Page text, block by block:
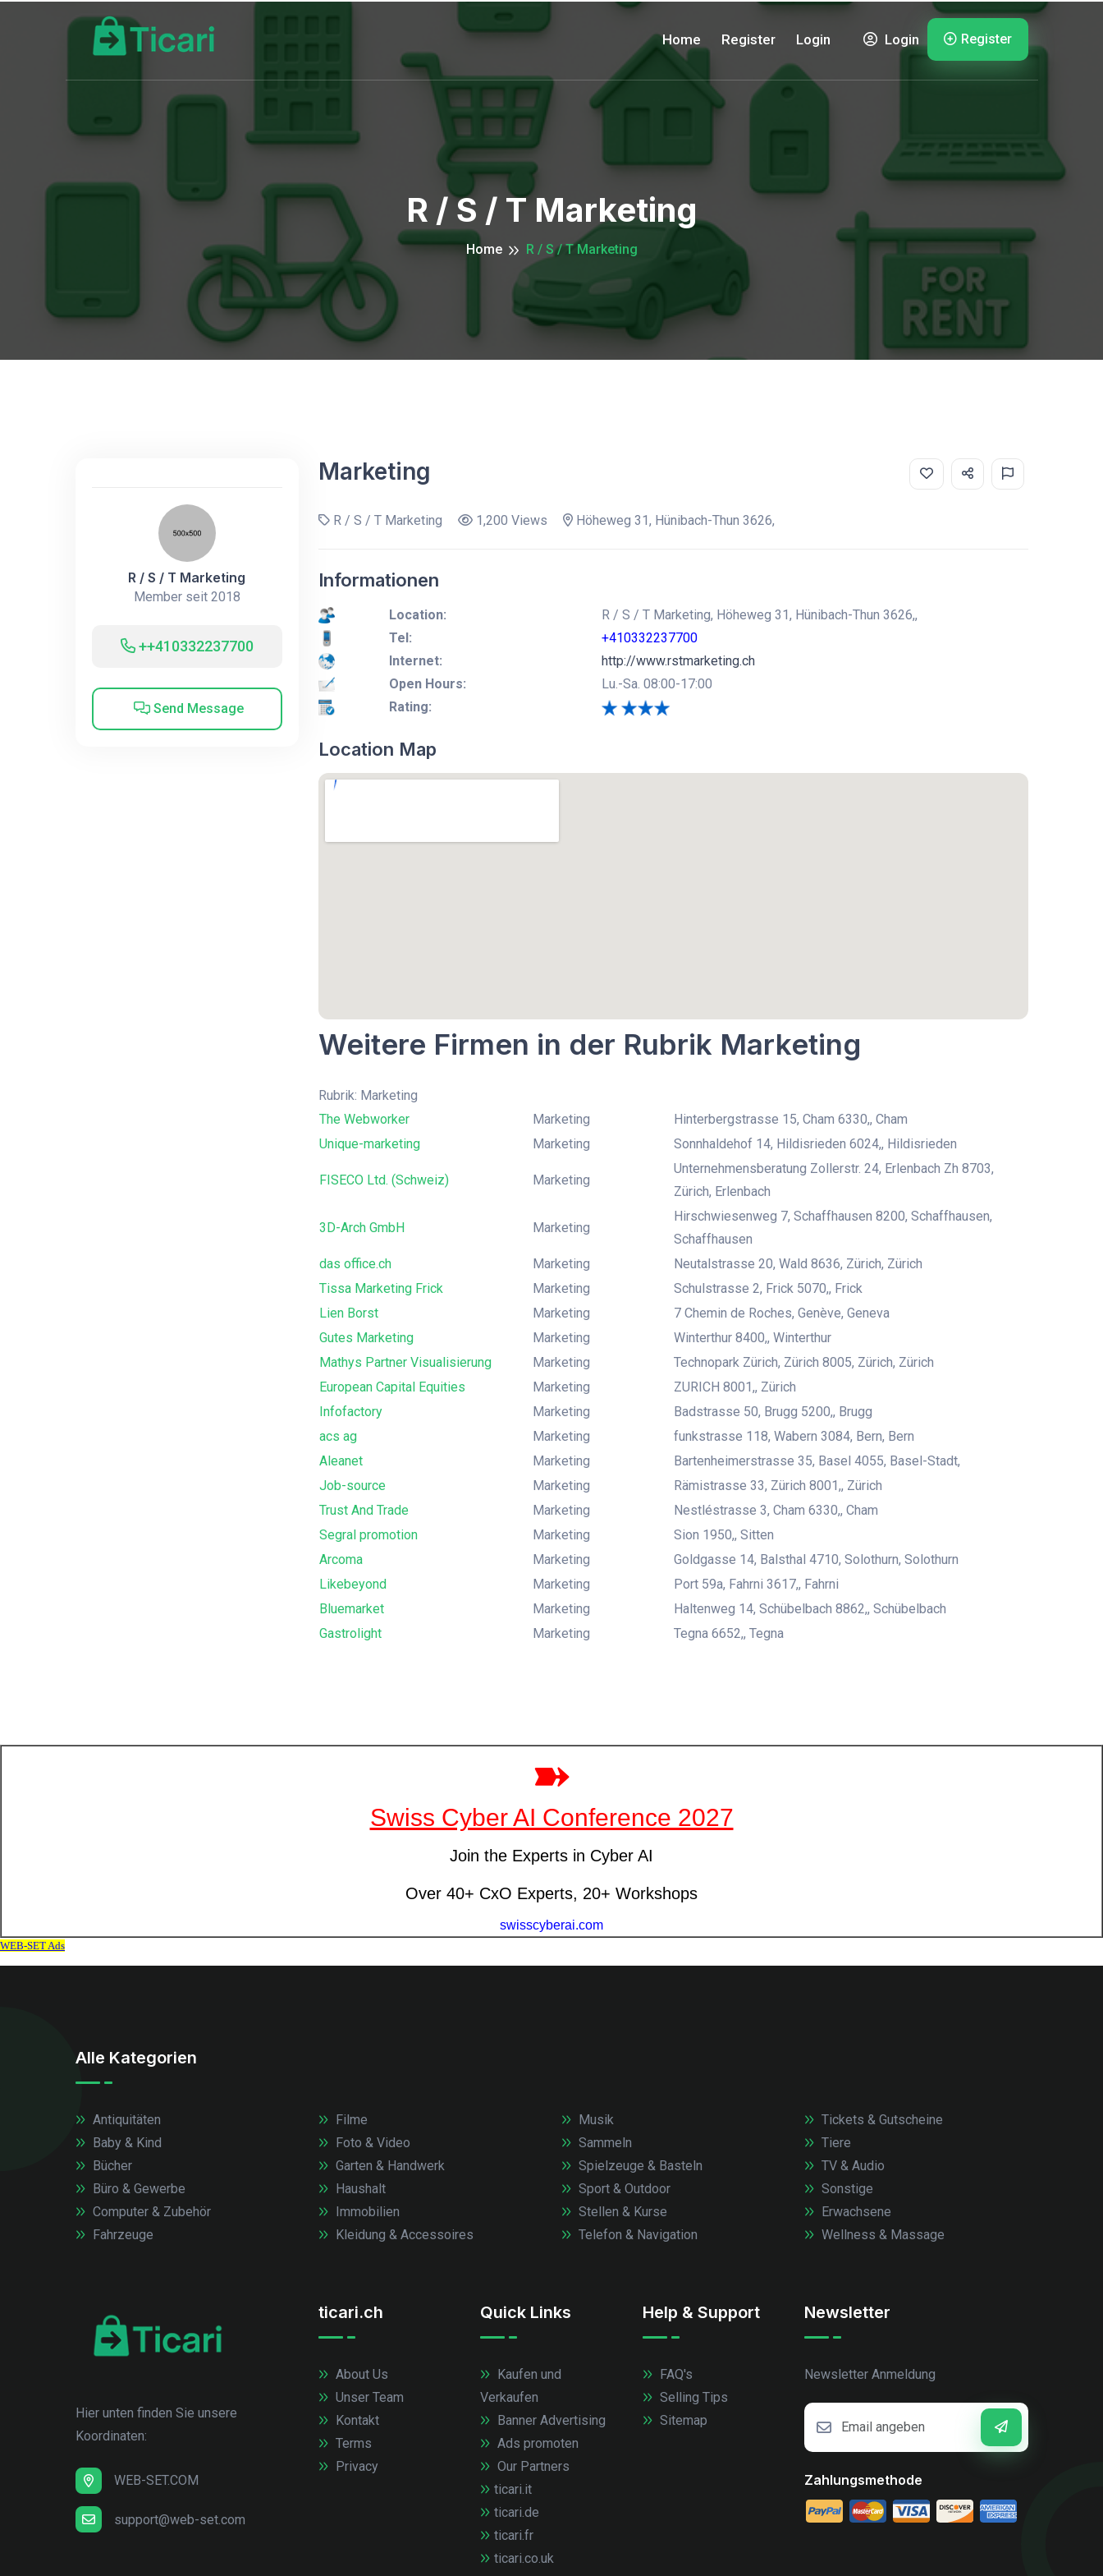
Home Register Login Login Register
R / S / T Marketing
Home R / S / T Marketing
R / S / T Marketing
Member seit 2018
++410332237700
Send Message
Marketing
R / S / T Marketing 1,200 Views Höheweg 31, Hünibach-Thun 3626,
Informationen
Location:
R / S / T Marketing, Höheweg 31, Hünibach-Thun 3626,,
Tel:
+410332237700
Internet:
http://www.rstmarketing.ch
Open Hours:
Lu.-Sa. 08:00-17:00
Rating:
Location Map
Weitere Firmen in der Rubrik Marketing
Rubrik: Marketing
The Webworker
Marketing
Hinterbergstrasse 15, Cham 6330,, Cham
Unique-marketing
Marketing Sonnhaldehof 14, Hildisrieden 6024,, Hildisrieden
FISECO Ltd. (Schweiz) Marketing
Unternehmensberatung Zollerstr. 24, Erlenbach Zh 8703,
Zürich, Erlenbach
3D-Arch GmbH Marketing
Hirschwiesenweg 7, Schaffhausen 8200, Schaffhausen,
Schaffhausen
das office.ch
Marketing
Neutalstrasse 20, Wald 8636, Zürich, Zürich
Tissa Marketing Frick
Marketing
Schulstrasse 2, Frick 5070,, Frick
Lien Borst
Marketing
7 Chemin de Roches, Genève, Geneva
Gutes Marketing
Marketing
Winterthur 8400,, Winterthur
Mathys Partner Visualisierung
Marketing
Technopark Zürich, Zürich 8005, Zürich, Zürich
European Capital Equities
Marketing
ZURICH 8001,, Zürich
Infofactory
Marketing
Badstrasse 50, Brugg 5200,, Brugg
acs ag
Marketing
funkstrasse 118, Wabern 3084, Bern, Bern
Aleanet
Marketing
Bartenheimerstrasse 35, Basel 4055, Basel-Stadt,
Job-source
Marketing
Rämistrasse 33, Zürich 8001,, Zürich
Trust And Trade
Marketing
Nestléstrasse 3, Cham 6330,, Cham
Segral promotion
Marketing
Sion 1950,, Sitten
Arcoma
Marketing
Goldgasse 14, Balsthal 4710, Solothurn, Solothurn
Likebeyond
Marketing
Port 59a, Fahrni 3617,, Fahrni
Bluemarket
Marketing
Haltenweg 14, Schübelbach 8862,, Schübelbach
Gastrolight
Marketing Tegna 6652,, Tegna
Alle Kategorien
Antiquitäten
Baby & Kind
Bücher
Büro & Gewerbe
Computer & Zubehör
Fahrzeuge
Filme
Foto & Video
Garten & Handwerk
Haushalt
Immobilien
Kleidung & Accessoires
Musik
Sammeln
Spielzeuge & Basteln
Sport & Outdoor
Stellen & Kurse
Telefon & Navigation
Tickets & Gutscheine
Tiere
TV & Audio
Sonstige
Erwachsene
Wellness & Massage
Hier unten finden Sie unsere
Koordinaten:
WEB-SET.COM
support@web-set.com
ticari.ch
About Us
Unser Team
Kontakt
Terms
Privacy
Quick Links
Kaufen und
Verkaufen
Banner Advertising
Ads promoten
Our Partners
ticari.it
ticari.de
ticari.fr
ticari.co.uk
Help & Support
FAQ's
Selling Tips
Sitemap
Newsletter
Newsletter Anmeldung
Zahlungsmethode